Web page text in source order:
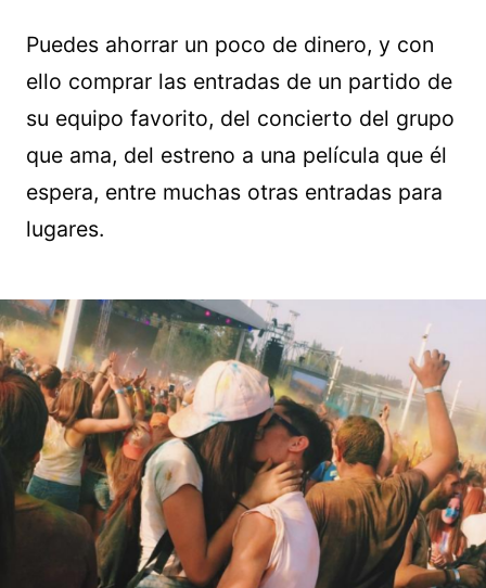
Puedes ahorrar un poco de dinero, y con
ello comprar las entradas de un partido de
su equipo favorito, del concierto del grupo
que ama, del estreno a una película que él
espera, entre muchas otras entradas para
lugares.